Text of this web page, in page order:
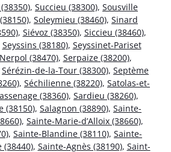
, Succieu (38300), Sousville
, Soleymieu (38460), Sinard
, Siévoz (38350), Siccieu (38460),
Seyssins (38180), Seyssinet-Pariset
(38470), Serpaize (38200),
Sérézin-de-la-Tour (38300), Septème
, Séchilienne (38220), Satolas-et-
(38360), Sardieu (38260),
(38150), Salagnon (38890), Sainte-
, Sainte-Marie-d’Alloix (38660),
, Sainte-Blandine (38110), Sainte-
, Sainte-Agnès (38190), Saint-